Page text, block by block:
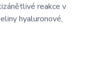
reakce v
hyaluronové,